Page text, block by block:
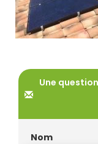
Une
Nom